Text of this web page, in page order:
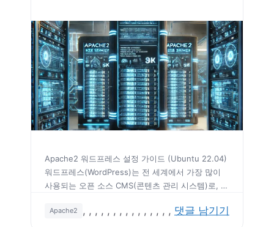
Apache2 워드프레스 설정 가이드 (Ubuntu 22.04)
워드프레스(WordPress)는 전 세계에서 가장 많이
사용되는 오픈 소스 CMS(콘텐츠 관리 시스템)로, 블
됩니다. 본 가이드는 Ubuntu 22.04에서 Apache2
태
Apache2 , , , , , , , , , , , , , , , 댓글 남기기